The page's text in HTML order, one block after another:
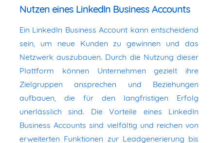
Nutzen eines LinkedIn Business Accounts
Ein LinkedIn Business Account kann entscheidend
sein, um neue Kunden zu gewinnen und das
Netzwerk auszubauen. Durch die Nutzung dieser
Plattform können Unternehmen gezielt ihre
Zielgruppen ansprechen und Beziehungen
aufbauen, die für den langfristigen Erfolg
unerlässlich sind. Die Vorteile eines LinkedIn
Business Accounts sind vielfältig und reichen von
erweiterten Funktionen zur Leadgenerierung bis